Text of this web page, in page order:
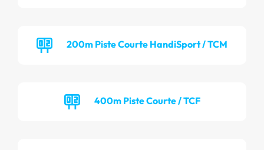
200m Piste Courte HandiSport / TCM
400m Piste Courte / TCF